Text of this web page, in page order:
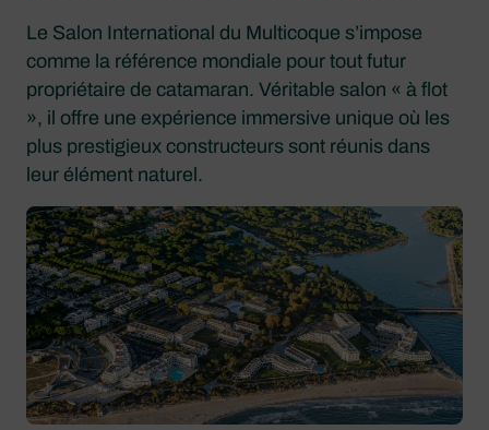
Le Salon International du Multicoque s’impose
comme la référence mondiale pour tout futur
propriétaire de catamaran. Véritable salon « à flot
», il offre une expérience immersive unique où les
plus prestigieux constructeurs sont réunis dans
leur élément naturel.